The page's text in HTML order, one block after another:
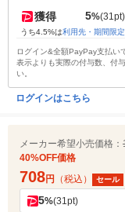
獲得 5%(31pt)
うち4.5%は利用先・期間限定
ログイン&全額PayPay支払い
表示よりも実際の付与数、付
い。
ログインはこちら
メーカー希望小売価格：
40%OFF価格
708円 （税込） セール
5%(31pt)